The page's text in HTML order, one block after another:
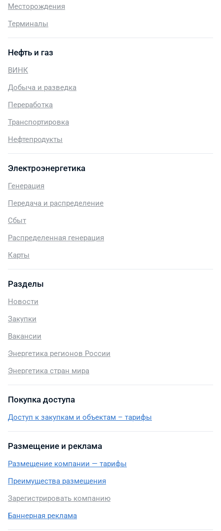
Месторождения
Терминалы
Нефть и газ
ВИНК
Добыча и разведка
Переработка
Транспортировка
Нефтепродукты
Электроэнергетика
Генерация
Передача и распределение
Сбыт
Распределенная генерация
Карты
Разделы
Новости
Закупки
Вакансии
Энергетика регионов России
Энергетика стран мира
Покупка доступа
Доступ к закупкам и объектам – тарифы
Размещение и реклама
Размещение компании — тарифы
Преимущества размещения
Зарегистрировать компанию
Баннерная реклама